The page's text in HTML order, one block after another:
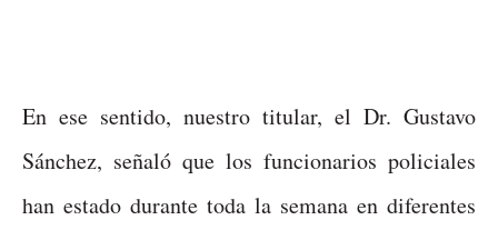
En ese sentido, nuestro titular, el Dr. Gustavo
Sánchez, señaló que los funcionarios policiales
han estado durante toda la semana en diferentes